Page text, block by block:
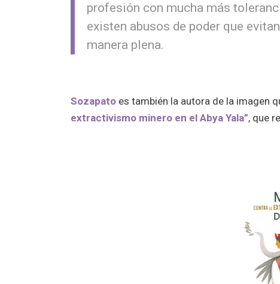
profesión con mucha más
existen abusos de poder que
manera plena.
Sozapato es también la autora de la imagen
extractivismo minero en el Abya Yala”, que